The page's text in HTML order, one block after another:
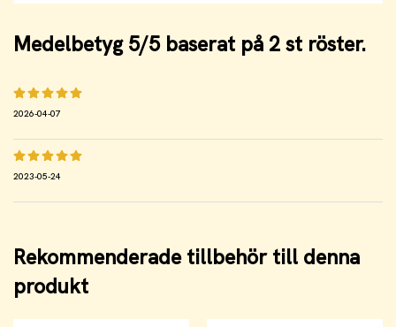
Medelbetyg 5/5 baserat på 2 st röster.
2026-04-07
2023-05-24
Rekommenderade tillbehör till denna
produkt